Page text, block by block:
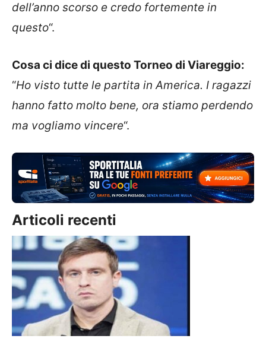
dell’anno scorso e credo fortemente in
questo“.
Cosa ci dice di questo Torneo di Viareggio:
“Ho visto tutte le partita in America. I ragazzi
hanno fatto molto bene, ora stiamo perdendo
ma vogliamo vincere“.
Articoli recenti